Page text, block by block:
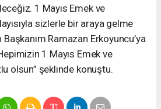
1 Mayıs Emek ve
sizlerle bir araya gelme
Başkanım Ramazan Erkoyuncu’ya
1 Mayıs Emek ve
olsun” şeklinde konuştu.